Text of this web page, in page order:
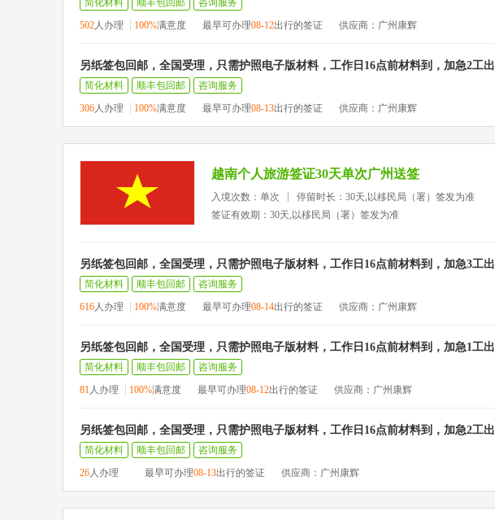
简化材料
顺丰包回邮
咨询服务
502人办理 100%满意度 最早可办理08-12出行的签证 供应商：广州康辉
另纸签包回邮，全国受理，只需护照电子版材料，工作日16点前材料到，加急2工出
简化材料
顺丰包回邮
咨询服务
306人办理 100%满意度 最早可办理08-13出行的签证 供应商：广州康辉
越南个人旅游签证30天单次广州送签
入境次数：单次
停留时长：30天,以移民局（署）签发为准
签证有效期：30天,以移民局（署）签发为准
另纸签包回邮，全国受理，只需护照电子版材料，工作日16点前材料到，加急3工出
简化材料
顺丰包回邮
咨询服务
616人办理 100%满意度 最早可办理08-14出行的签证 供应商：广州康辉
另纸签包回邮，全国受理，只需护照电子版材料，工作日16点前材料到，加急1工出
简化材料
顺丰包回邮
咨询服务
81人办理 100%满意度 最早可办理08-12出行的签证 供应商：广州康辉
另纸签包回邮，全国受理，只需护照电子版材料，工作日16点前材料到，加急2工出
简化材料
顺丰包回邮
咨询服务
26人办理 最早可办理08-13出行的签证 供应商：广州康辉